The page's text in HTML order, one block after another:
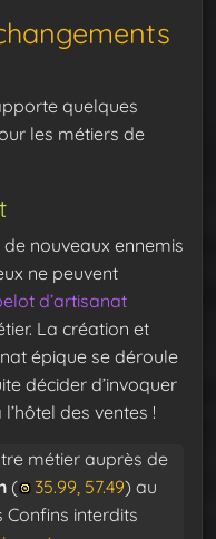
quelques
les métiers de
nouveaux ennemis
ne peuvent
d’artisanat
La création et
épique se déroule
décider d’invoquer
des ventes !
métier auprès de
( 35.99, 57.49) au
Confins interdits